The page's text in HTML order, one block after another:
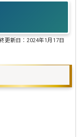
更新日：2024年1月17日